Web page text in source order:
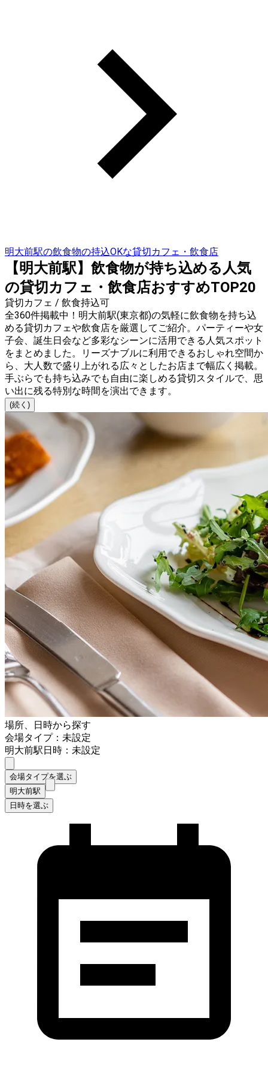
明大前駅の飲食物の持込OKな貸切カフェ・飲食店
【明大前駅】飲食物が持ち込める人気
の貸切カフェ・飲食店おすすめTOP20
貸切カフェ / 飲食持込可
全360件掲載中！明大前駅(東京都)の気軽に飲食物を持ち込
める貸切カフェや飲食店を厳選してご紹介。パーティーや女
子会、誕生日会など多彩なシーンに活用できる人気スポット
をまとめました。リーズナブルに利用できるおしゃれ空間か
ら、大人数で盛り上がれる広々としたお店まで幅広く掲載。
手ぶらでも持ち込みでも自由に楽しめる貸切スタイルで、思
い出に残る特別な時間を演出できます。
(続く)
場所、日時から探す
会場タイプ：未設定
明大前駅日時：未設定
会場タイプを選ぶ
明大前駅
日時を選ぶ